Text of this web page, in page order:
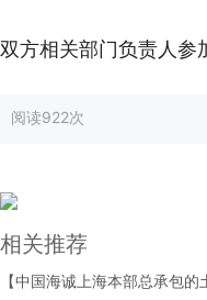
双方相关部门负责人参
阅读922次
相关推荐
【中国海诚上海本部总承包